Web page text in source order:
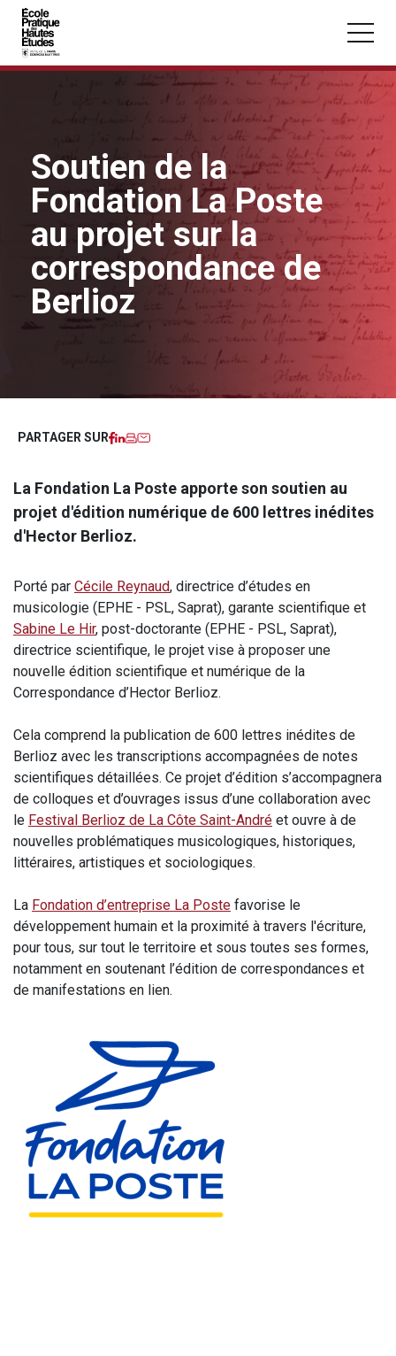
Vous recherchez peut-être :
Conférence Master Section
Soutien de la
Fondation La Poste
au projet sur la
correspondance de
Berlioz
PARTAGER SUR Facebook
LinkedIn
Imprimer
La Fondation La Poste apporte son soutien au
projet d'édition numérique de 600 lettres inédites
d'Hector Berlioz.
Porté par Cécile Reynaud, directrice d’études en
musicologie (EPHE - PSL, Saprat), garante scientifique et
Sabine Le Hir, post-doctorante (EPHE - PSL, Saprat),
directrice scientifique, le projet vise à proposer une
nouvelle édition scientifique et numérique de la
Correspondance d’Hector Berlioz.
Cela comprend la publication de 600 lettres inédites de
Berlioz avec les transcriptions accompagnées de notes
scientifiques détaillées. Ce projet d’édition s’accompagnera
de colloques et d’ouvrages issus d’une collaboration avec
le Festival Berlioz de La Côte Saint-André et ouvre à de
nouvelles problématiques musicologiques, historiques,
littéraires, artistiques et sociologiques.
La Fondation d’entreprise La Poste favorise le
développement humain et la proximité à travers l'écriture,
pour tous, sur tout le territoire et sous toutes ses formes,
notamment en soutenant l’édition de correspondances et
de manifestations en lien.
Panneau de gestion des cookies